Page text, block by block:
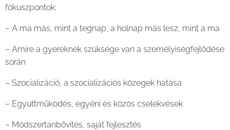
fókuszpontok:
– A ma más, mint a tegnap, a holnap más lesz, mint a ma
– Amire a gyereknek szüksége van a személyiségfejlődése
során
– Szocializáció, a szocializációs közegek hatása
– Együttműködés, egyéni és közös cselekvések
– Módszertanbővítés, saját fejlesztés